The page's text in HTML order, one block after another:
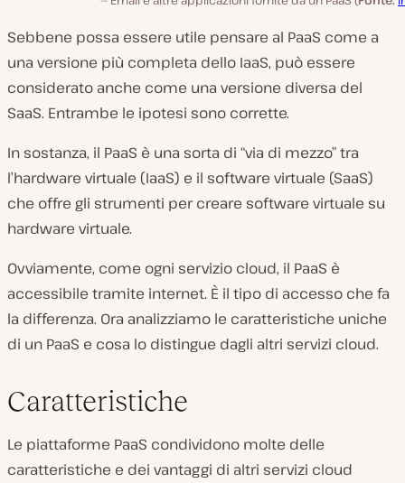
Sebbene possa essere utile pensare al PaaS come a
una versione più completa dello IaaS, può essere
considerato anche come una versione diversa del
SaaS. Entrambe le ipotesi sono corrette.
In sostanza, il PaaS è una sorta di “via di mezzo” tra
l’hardware virtuale (IaaS) e il software virtuale (SaaS)
che offre gli strumenti per creare software virtuale su
hardware virtuale.
Ovviamente, come ogni servizio cloud, il PaaS è
accessibile tramite internet. È il tipo di accesso che fa
la differenza. Ora analizziamo le caratteristiche uniche
di un PaaS e cosa lo distingue dagli altri servizi cloud.
Caratteristiche
Le piattaforme PaaS condividono molte delle
caratteristiche e dei vantaggi di altri servizi cloud